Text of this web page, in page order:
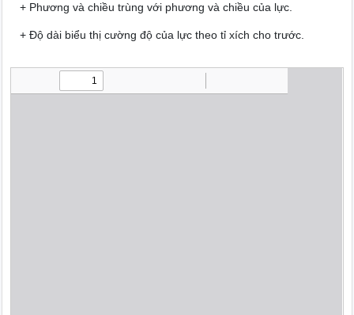
+ Phương và chiều trùng với phương và chiều của lực.
+ Độ dài biểu thị cường độ của lực theo tỉ xích cho trước.